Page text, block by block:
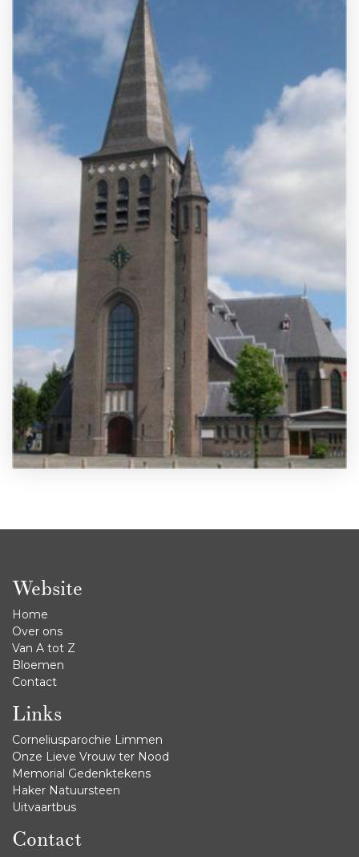
Website
Home
Over ons
Van A tot Z
Bloemen
Contact
Links
Corneliusparochie Limmen
Onze Lieve Vrouw ter Nood
Memorial Gedenktekens
Haker Natuursteen
Uitvaartbus
Contact